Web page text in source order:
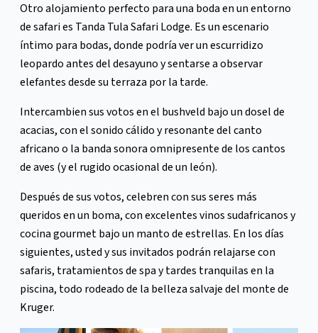
Otro alojamiento perfecto para una boda en un entorno
de safari es Tanda Tula Safari Lodge. Es un escenario
íntimo para bodas, donde podría ver un escurridizo
leopardo antes del desayuno y sentarse a observar
elefantes desde su terraza por la tarde.
Intercambien sus votos en el bushveld bajo un dosel de
acacias, con el sonido cálido y resonante del canto
africano o la banda sonora omnipresente de los cantos
de aves (y el rugido ocasional de un león).
Después de sus votos, celebren con sus seres más
queridos en un boma, con excelentes vinos sudafricanos y
cocina gourmet bajo un manto de estrellas. En los días
siguientes, usted y sus invitados podrán relajarse con
safaris, tratamientos de spa y tardes tranquilas en la
piscina, todo rodeado de la belleza salvaje del monte de
Kruger.